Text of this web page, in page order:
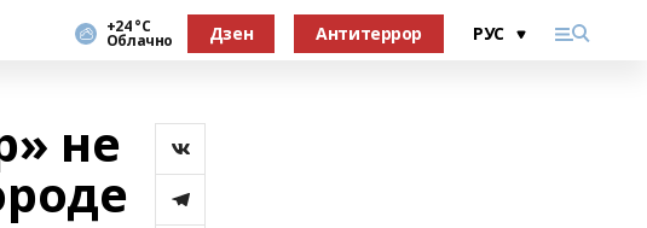
+24 °С
Облачно Дзен Антитеррор
не